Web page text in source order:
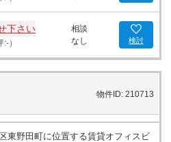
下さい
:-）
相談
なし
検討
物件ID: 210713
東野田町に位置する賃貸オフィスビ